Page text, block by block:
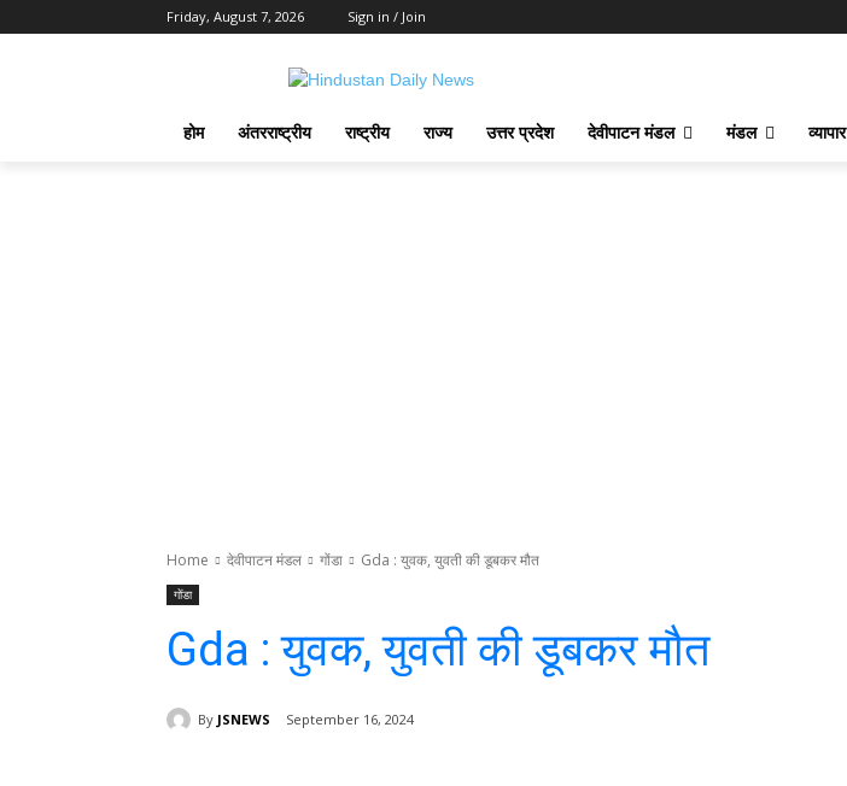
Friday, August 7, 2026 Sign in / Join
होम अंतरराष्ट्रीय राष्ट्रीय राज्य उत्तर प्रदेश देवीपाटन मंडल मंडल व्यापार
Home देवीपाटन मंडल गोंडा Gda : युवक, युवती की डूबकर मौत
गोंडा
Gda : युवक, युवती की डूबकर मौत
By JSNEWS September 16, 2024